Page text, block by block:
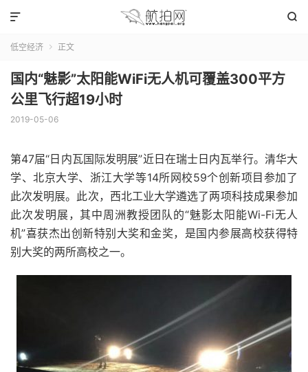


低空经济  正文
国内“魅影”太阳能WiFi无人机可覆盖300平方
公里飞行超19小时
2019-05-06
第47届“日内瓦国际发明展”近日在瑞士日内瓦举行。清华大
学、北京大学、浙江大学等14所网校59个创新项目参加了
此次发明展。此次，西北工业大学遴选了两项科技成果参加
此次发明展，其中周洲教授团队的“魅影太阳能Wi-Fi无人
机”喜获杰出创新特别大奖和金奖，是国内参展高校获得特
别大奖的两所高校之一。